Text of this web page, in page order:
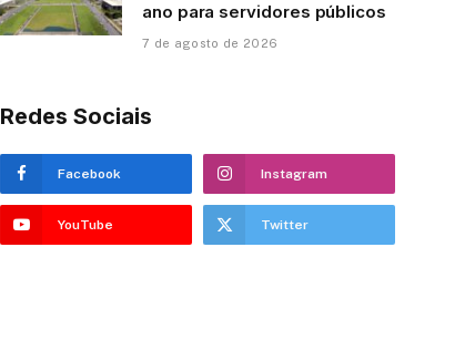
ano para servidores públicos
7 de agosto de 2026
Redes Sociais
Facebook Instagram
YouTube Twitter